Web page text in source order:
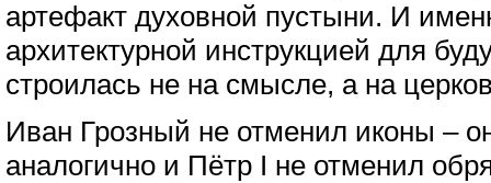
артефакт духовной пустыни. И
архитектурной инструкцией для
строилась не на смысле, а на
Иван Грозный не отменил иконы –
аналогично и Пётр I не отменил